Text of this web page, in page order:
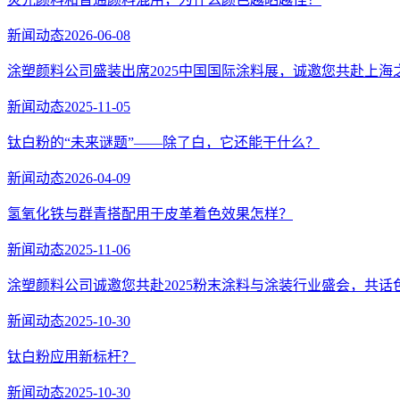
新闻动态2026-06-08
涂塑颜料公司盛装出席2025中国国际涂料展，诚邀您共赴上海
新闻动态2025-11-05
钛白粉的“未来谜题”——除了白，它还能干什么？
新闻动态2026-04-09
氢氧化铁与群青搭配用于皮革着色效果怎样？
新闻动态2025-11-06
涂塑颜料公司诚邀您共赴2025粉末涂料与涂装行业盛会，共话
新闻动态2025-10-30
​钛白粉应用新标杆？
新闻动态2025-10-30